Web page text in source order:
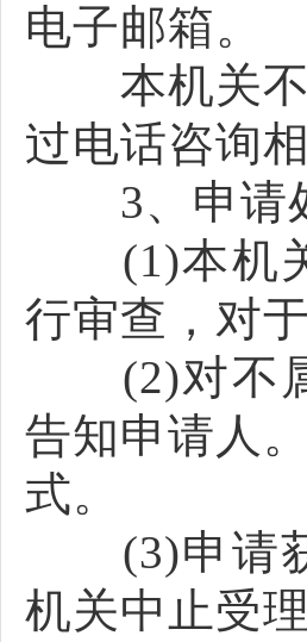
电子邮箱。
本机关不
过电话咨询
3、申请
(1)本机关
行审查，对
(2)对不属
告知申请人
式。
(3)申请获
机关中止受